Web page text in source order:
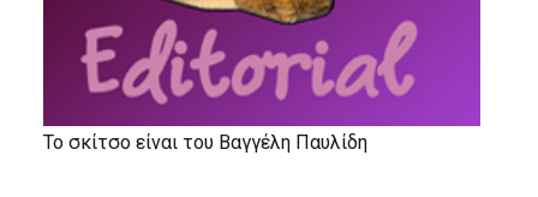
Το σκίτσο είναι του Βαγγέλη Παυλίδη